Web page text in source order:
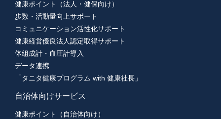
健康ポイント（法人・健保向け）
歩数・活動量向上サポート
コミュニケーション活性化サポート
健康経営優良法人認定取得サポート
体組成計・血圧計導入
データ連携
「タニタ健康プログラム with 健康社長」
自治体向けサービス
健康ポイント（自治体向け）